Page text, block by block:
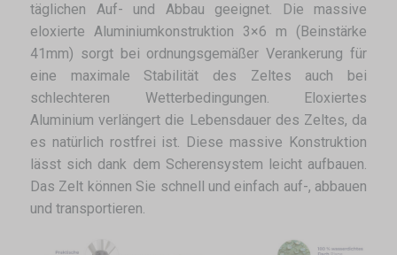
täglichen Auf- und Abbau geeignet. Die massive
eloxierte Aluminiumkonstruktion 3×6 m (Beinstärke
41mm) sorgt bei ordnungsgemäßer Verankerung für
eine maximale Stabilität des Zeltes auch bei
schlechteren Wetterbedingungen. Eloxiertes
Aluminium verlängert die Lebensdauer des Zeltes, da
es natürlich rostfrei ist. Diese massive Konstruktion
lässt sich dank dem Scherensystem leicht aufbauen.
Das Zelt können Sie schnell und einfach auf-, abbauen
und transportieren.